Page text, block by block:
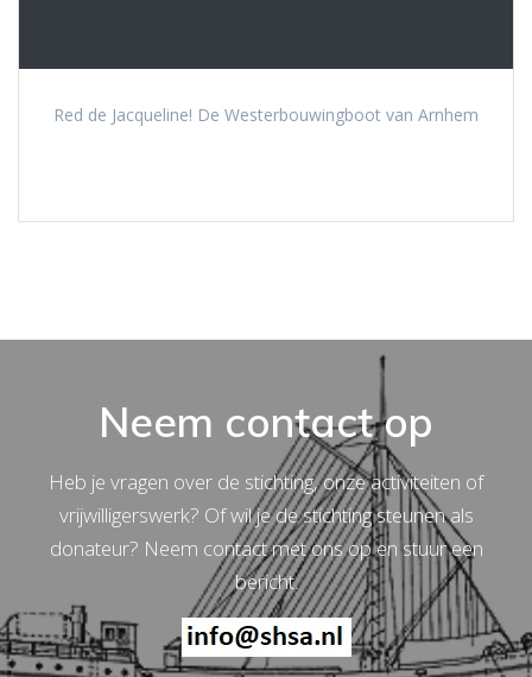
Red de Jacqueline! De Westerbouwingboot van Arnhem
Neem contact op
Heb je vragen over de stichting, onze activiteiten of
vrijwilligerswerk? Of wil je de stichting steunen als
donateur? Neem contact met ons op en stuur een
bericht.